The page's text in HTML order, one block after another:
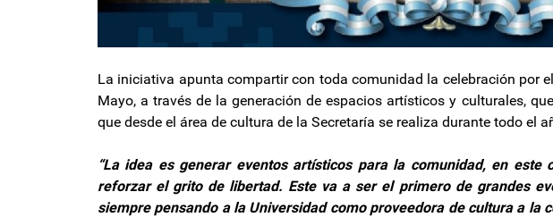
La iniciativa apunta compartir con toda comunidad la celebración por
Mayo, a través de la generación de espacios artísticos y culturales,
que desde el área de cultura de la Secretaría se realiza durante todo el
“La idea es generar eventos artísticos para la comunidad, en este
reforzar el grito de libertad. Este va a ser el primero de grandes
siempre pensando a la Universidad como proveedora de cultura a la